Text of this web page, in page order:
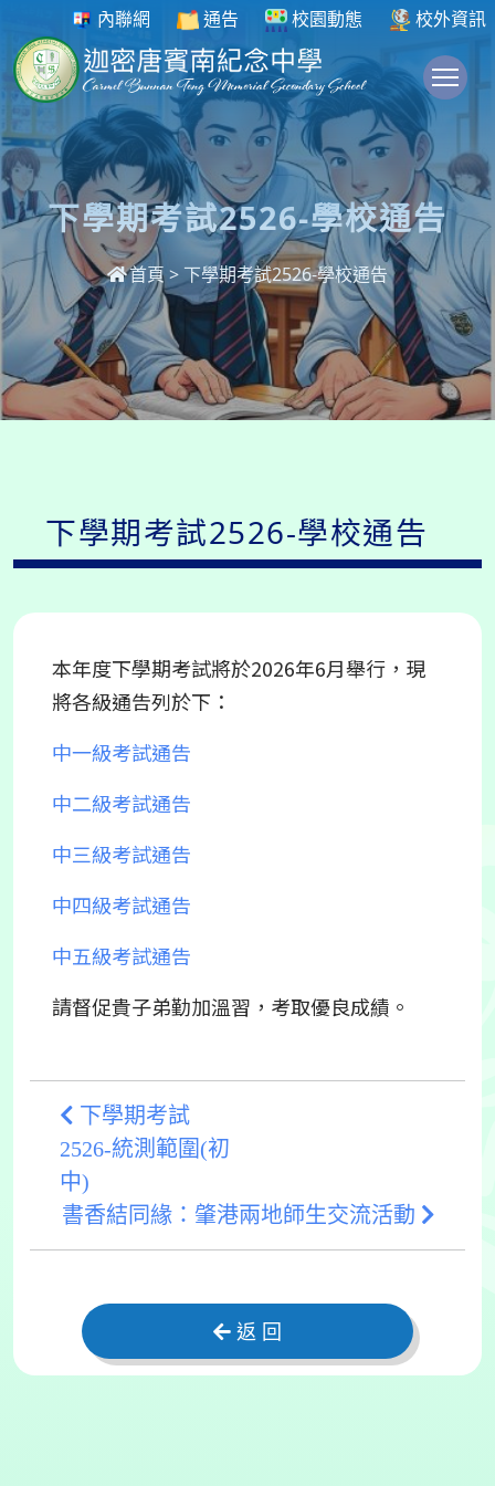
內聯網 通告 校園動態 校外資訊
下學期考試2526-學校通告
首頁> 下學期考試2526-學校通告
下學期考試2526-學校通告
本年度下學期考試將於2026年6月舉行，現
將各級通告列於下：
中一級考試通告
中二級考試通告
中三級考試通告
中四級考試通告
中五級考試通告
請督促貴子弟勤加溫習，考取優良成績。
下學期考試
2526-統測範圍(初
中)
書香結同緣：肇港兩地師生交流活動
返 回